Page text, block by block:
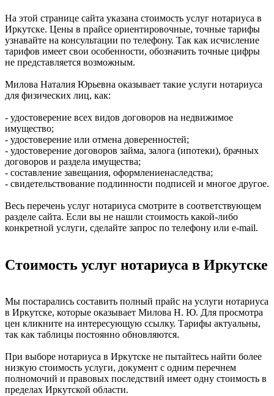
На этой странице сайта указана стоимость услуг нотариуса в
Иркутске. Цены в прайсе ориентировочные, точные тарифы
узнавайте на консультации по телефону. Так как исчисление
тарифов имеет свои особенности, обозначить точные цифры
не представляется возможным.
Милова Наталия Юрьевна оказывает такие услуги нотариуса
для физических лиц, как:
- удостоверение всех видов договоров на недвижимое
имущество;
- удостоверение или отмена доверенностей;
- удостоверение договоров займа, залога (ипотеки), брачных
договоров и раздела имущества;
- составление завещания, оформлениенаследства;
- свидетельствование подлинности подписей и многое другое.
Весь перечень услуг нотариуса смотрите в соответствующем
разделе сайта. Если вы не нашли стоимость какой-либо
конкретной услуги, сделайте запрос по телефону или e-mail.
Стоимость услуг нотариуса в Иркутске
Мы постарались составить полный прайс на услуги нотариуса
в Иркутске, которые оказывает Милова Н. Ю. Для просмотра
цен кликните на интересующую ссылку. Тарифы актуальны,
так как таблицы постоянно обновляются.
При выборе нотариуса в Иркутске не пытайтесь найти более
низкую стоимость услуги, документ с одним перечнем
полномочий и правовых последствий имеет одну стоимость в
пределах Иркутской области.